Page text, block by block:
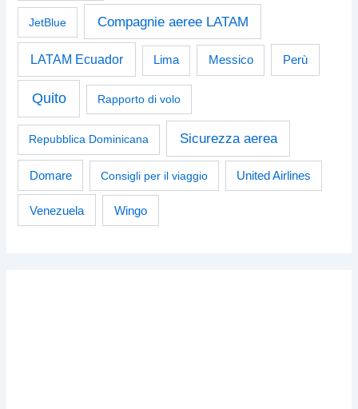
JetBlue Compagnie aeree LATAM
LATAM Ecuador Lima Messico Perù
Quito Rapporto di volo
Repubblica Dominicana Sicurezza aerea
Domare Consigli per il viaggio United Airlines
Venezuela Wingo